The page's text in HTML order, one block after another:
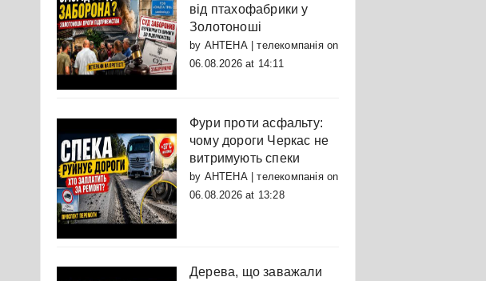
від птахофабрики у
Золотоноші
by АНТЕНА | телекомпаніяon
06.08.2026 at 14:11
Фури проти асфальту:
чому дороги Черкас не
витримують спеки
by АНТЕНА | телекомпаніяon
06.08.2026 at 13:28
Дерева, що заважали